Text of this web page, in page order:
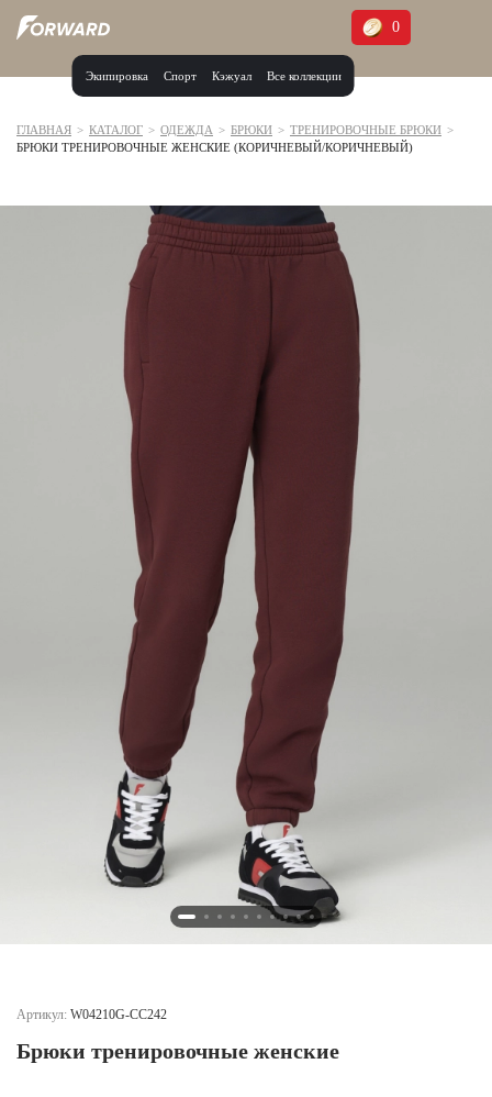
Экипировка Спорт Кэжуал Все коллекции
0
Москва и МО
Иркутская область (2)
Калининградская область (1)
Кемеровская область (2)
Красноярский край (5)
Курская область (1)
Нижегородская область (1)
Новосибирская область (3)
Республика Башкортостан (3)
Республика Крым (1)
Республика Татарстан (2)
Ростовская область (2)
Самарская область (1)
Санкт-Петербург и ЛО (3)
Саратовская область (1)
Свердловская область (5)
Северная Осетия (2)
Смоленская область (1)
Ставропольский край (5)
Томская область (1)
ГЛАВНАЯ > КАТАЛОГ > ОДЕЖДА > БРЮКИ > ТРЕНИРОВОЧНЫЕ БРЮКИ >
БРЮКИ ТРЕНИРОВОЧНЫЕ ЖЕНСКИЕ (КОРИЧНЕВЫЙ/КОРИЧНЕВЫЙ)
Артикул: W04210G-CC242
Брюки тренировочные женские